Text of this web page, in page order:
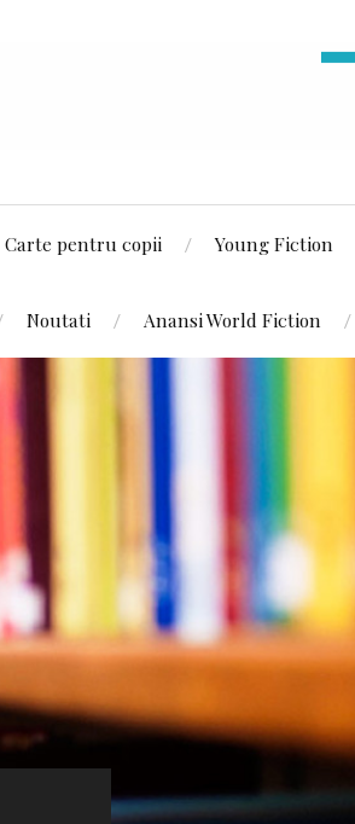
Carte pentru copii Young Fiction
Noutati Anansi World Fiction